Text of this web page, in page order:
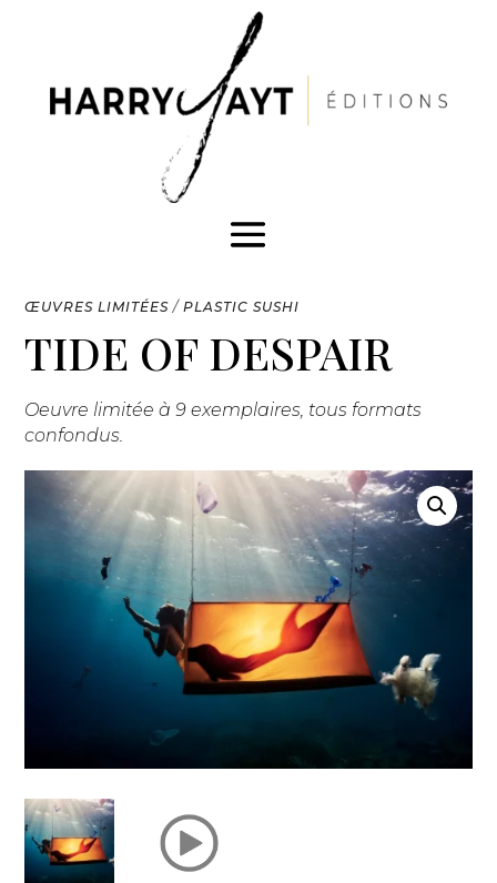
ŒUVRES LIMITÉES /PLASTIC SUSHI
TIDE OF DESPAIR
Oeuvre limitée à 9 exemplaires, tous formats
confondus.